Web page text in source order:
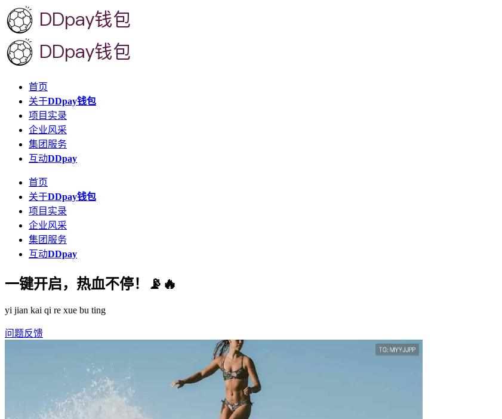
首页
关于DDpay钱包
项目实录
企业风采
集团服务
互动DDpay
首页
关于DDpay钱包
项目实录
企业风采
集团服务
互动DDpay
一键开启，热血不停！📡🔥
yi jian kai qi re xue bu ting
问题反馈